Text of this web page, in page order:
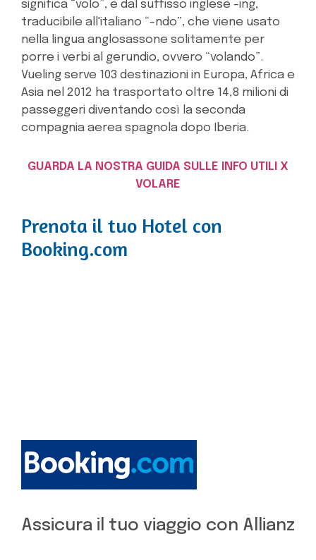
significa “volo”, e dal suffisso inglese -ing,
traducibile all'italiano “-ndo”, che viene usato
nella lingua anglosassone solitamente per
porre i verbi al gerundio, ovvero “volando”.
Vueling serve 103 destinazioni in Europa, Africa e
Asia nel 2012 ha trasportato oltre 14,8 milioni di
passeggeri diventando così la seconda
compagnia aerea spagnola dopo Iberia.
GUARDA LA NOSTRA GUIDA SULLE INFO UTILI X
VOLARE
Prenota il tuo Hotel con
Booking.com
Assicura il tuo viaggio con Allianz